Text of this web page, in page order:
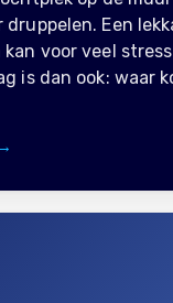
druppelen. Een
voor veel
is dan ook: waar